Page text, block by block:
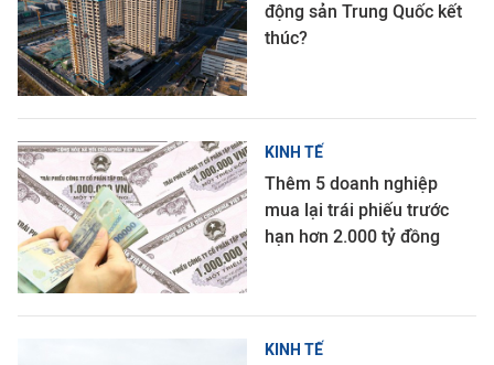
động sản Trung Quốc kết
thúc?
KINH TẾ
Thêm 5 doanh nghiệp
mua lại trái phiếu trước
hạn hơn 2.000 tỷ đồng
KINH TẾ